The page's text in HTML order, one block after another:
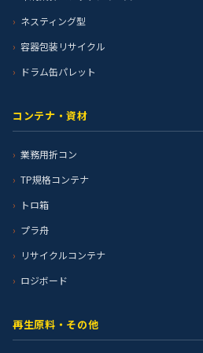
ネスティング型
容器包装リサイクル
ドラム缶パレット
コンテナ・資材
業務用折コン
TP規格コンテナ
トロ箱
プラ舟
リサイクルコンテナ
ロジボード
再生原料・その他